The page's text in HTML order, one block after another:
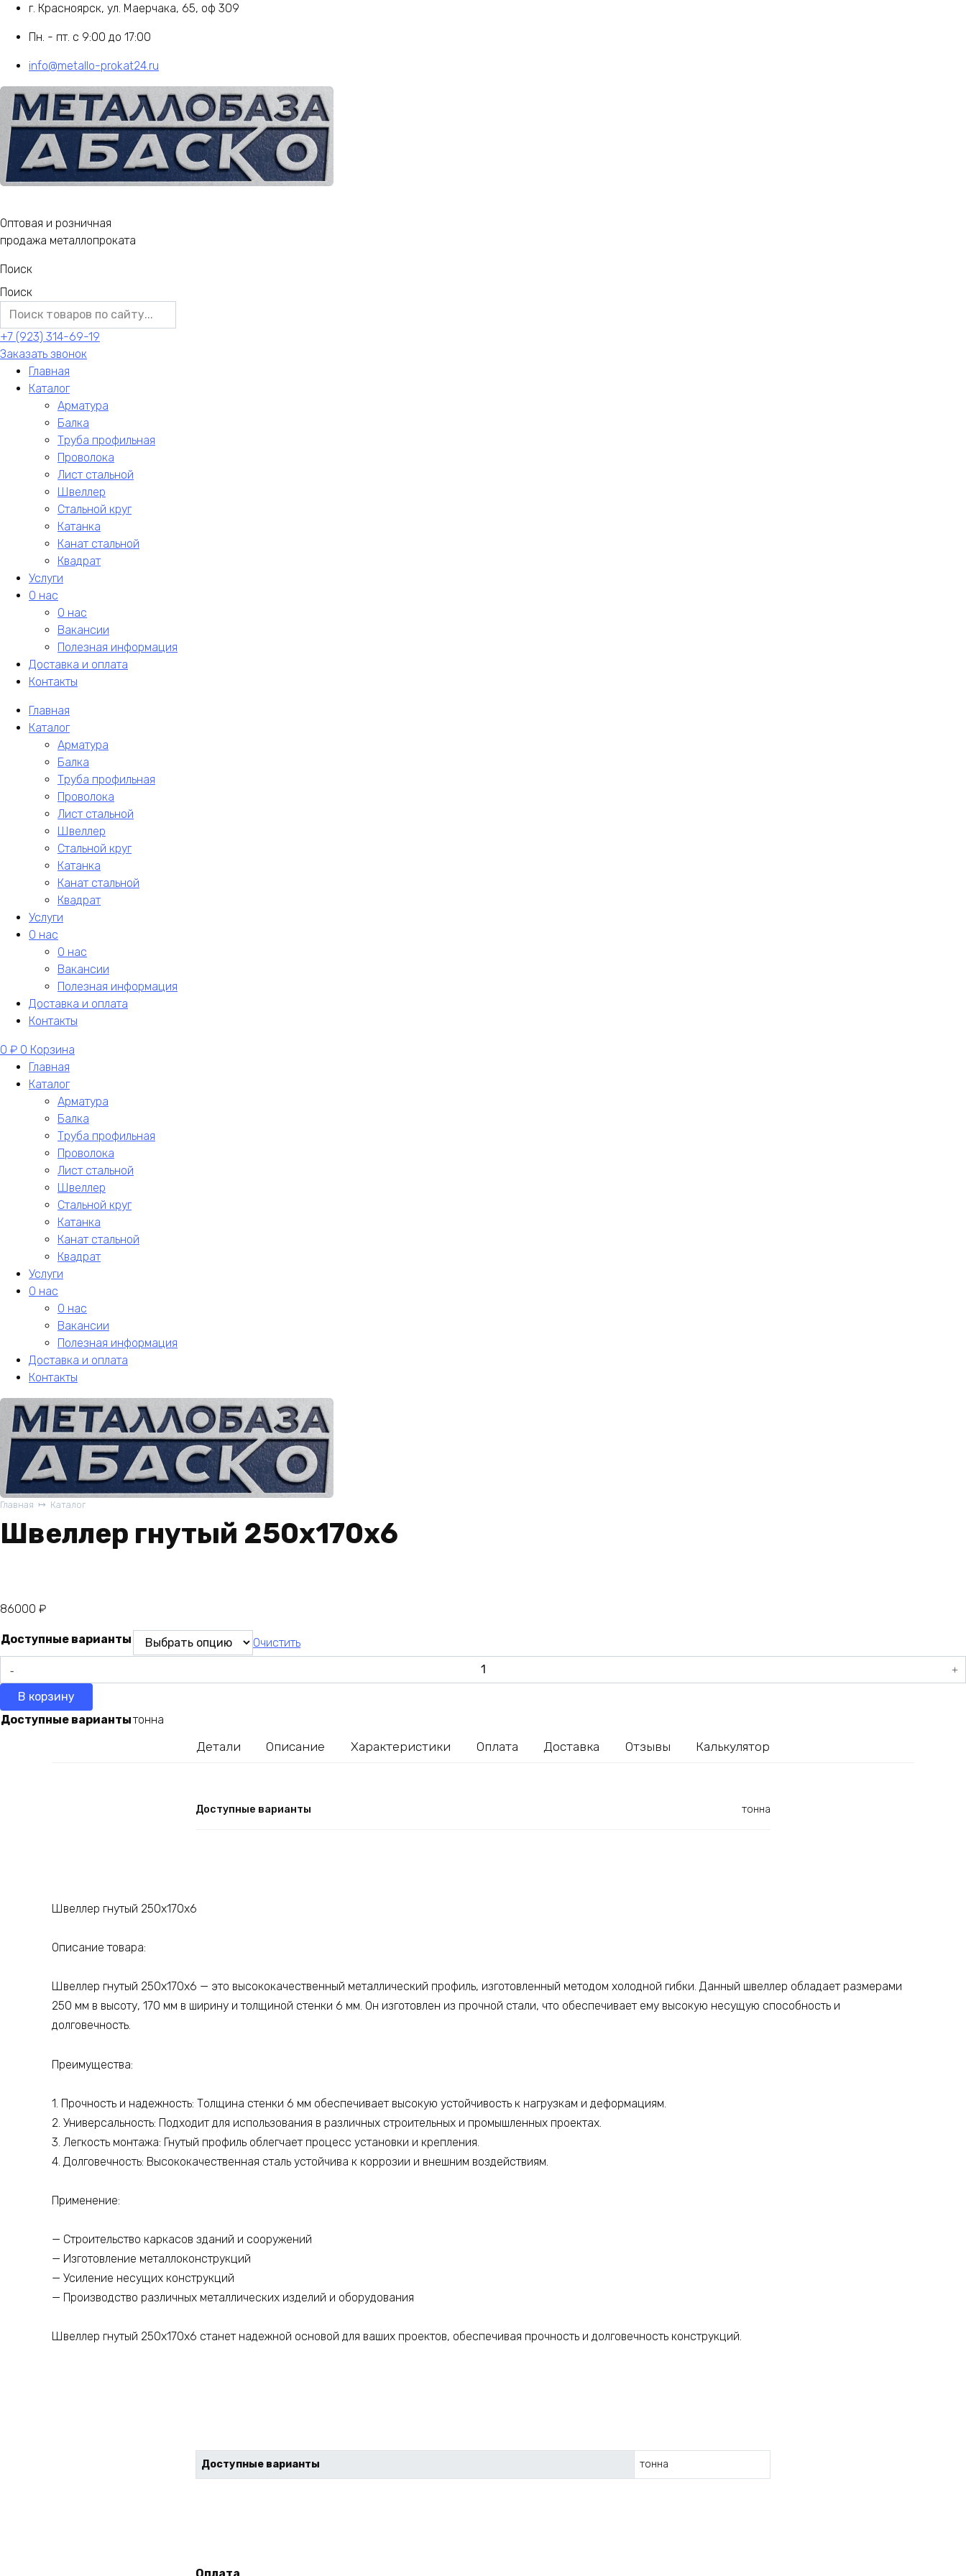
г. Красноярск, ул. Маерчака, 65, оф 309
Пн. - пт. с 9:00 до 17:00
info@metallo-prokat24.ru
Оптовая и розничная
продажа металлопроката
Поиск
Поиск
+7 (923) 314-69-19
Заказать звонок
Главная
Каталог
Арматура
Балка
Труба профильная
Проволока
Лист стальной
Швеллер
Стальной круг
Катанка
Канат стальной
Квадрат
Услуги
О нас
О нас
Вакансии
Полезная информация
Доставка и оплата
Контакты
Главная
Каталог
Арматура
Балка
Труба профильная
Проволока
Лист стальной
Швеллер
Стальной круг
Катанка
Канат стальной
Квадрат
Услуги
О нас
О нас
Вакансии
Полезная информация
Доставка и оплата
Контакты
0 ₽ 0 Корзина
Главная
Каталог
Арматура
Балка
Труба профильная
Проволока
Лист стальной
Швеллер
Стальной круг
Катанка
Канат стальной
Квадрат
Услуги
О нас
О нас
Вакансии
Полезная информация
Доставка и оплата
Контакты
Главная Каталог
Швеллер гнутый 250х170х6
86000 ₽
Доступные варианты
Очистить
товара
Швеллер
гнутый
В корзину
Доступные вариантытонна
Детали Описание Характеристики Оплата Доставка Отзывы Калькулятор
Доступные варианты тонна
Швеллер гнутый 250х170х6
Описание товара:
Швеллер гнутый 250х170х6 — это высококачественный металлический профиль, изготовленный методом холодной гибки. Данный швеллер обладает размерами
250 мм в высоту, 170 мм в ширину и толщиной стенки 6 мм. Он изготовлен из прочной стали, что обеспечивает ему высокую несущую способность и
долговечность.
Преимущества:
1. Прочность и надежность: Толщина стенки 6 мм обеспечивает высокую устойчивость к нагрузкам и деформациям.
2. Универсальность: Подходит для использования в различных строительных и промышленных проектах.
3. Легкость монтажа: Гнутый профиль облегчает процесс установки и крепления.
4. Долговечность: Высококачественная сталь устойчива к коррозии и внешним воздействиям.
Применение:
— Строительство каркасов зданий и сооружений
— Изготовление металлоконструкций
— Усиление несущих конструкций
— Производство различных металлических изделий и оборудования
Швеллер гнутый 250х170х6 станет надежной основой для ваших проектов, обеспечивая прочность и долговечность конструкций.
Доступные варианты тонна